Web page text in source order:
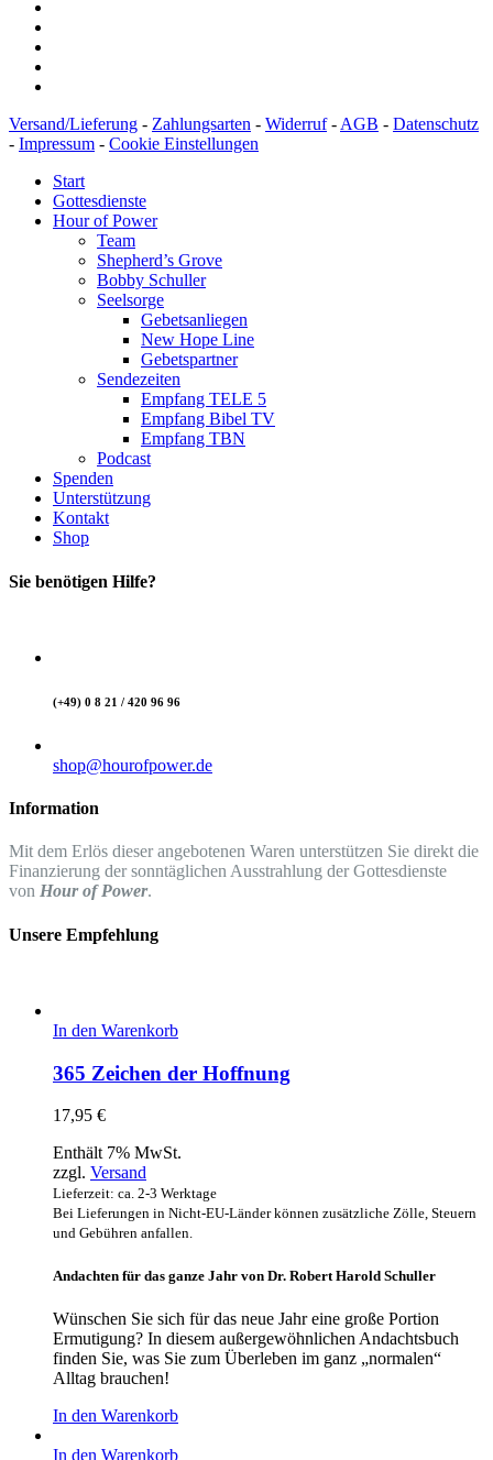
Versand/Lieferung - Zahlungsarten - Widerruf-AGB - Datenschutz
- Impressum - Cookie Einstellungen
Start
Gottesdienste
Hour of Power
Team
Shepherd’s Grove
Bobby Schuller
Seelsorge
Gebetsanliegen
New Hope Line
Gebetspartner
Sendezeiten
Empfang TELE 5
Empfang Bibel TV
Empfang TBN
Podcast
Spenden
Unterstützung
Kontakt
Shop
Sie benötigen Hilfe?
(+49) 0 8 21 / 420 96 96
shop@hourofpower.de
Information
Mit dem Erlös dieser angebotenen Waren unterstützen Sie direkt die
Finanzierung der sonntäglichen Ausstrahlung der Gottesdienste
von Hour of Power.
Unsere Empfehlung
In den Warenkorb
365 Zeichen der Hoffnung
17,95 €
Enthält 7% MwSt.
zzgl. Versand
Lieferzeit: ca. 2-3 Werktage
Bei Lieferungen in Nicht-EU-Länder können zusätzliche Zölle, Steuern
und Gebühren anfallen.
Andachten für das ganze Jahr von Dr. Robert Harold Schuller
Wünschen Sie sich für das neue Jahr eine große Portion
Ermutigung? In diesem außergewöhnlichen Andachtsbuch
finden Sie, was Sie zum Überleben im ganz „normalen“
Alltag brauchen!
In den Warenkorb
In den Warenkorb